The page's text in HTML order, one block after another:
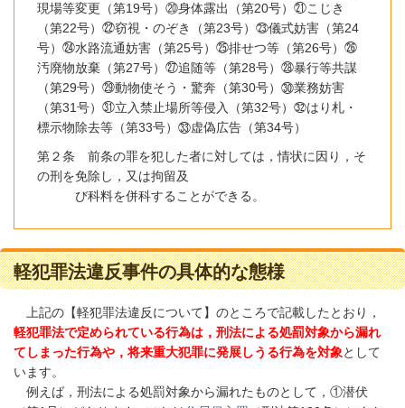
現場等変更（第19号）⑳身体露出（第20号）㉑こじき
（第22号）㉒窃視・のぞき（第23号）㉓儀式妨害（第24
号）㉔水路流通妨害（第25号）㉕排せつ等（第26号）㉖
汚廃物放棄（第27号）㉗追随等（第28号）㉘暴行等共謀
（第29号）㉙動物使そう・驚奔（第30号）㉚業務妨害
（第31号）㉛立入禁止場所等侵入（第32号）㉜はり札・
標示物除去等（第33号）㉝虚偽広告（第34号）
第２条 前条の罪を犯した者に対しては，情状に因り，そ
の刑を免除し，又は拘留及
び科料を併科することができる。
軽犯罪法違反事件の具体的な態様
上記の【軽犯罪法違反について】のところで記載したとおり，
軽犯罪法で定められている行為は，刑法による処罰対象から漏れ
てしまった行為や，将来重大犯罪に発展しうる行為を対象として
います。
例えば，刑法による処罰対象から漏れたものとして，①潜伏